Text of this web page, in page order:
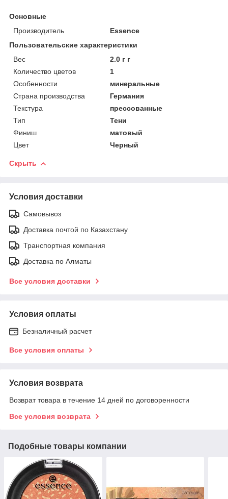
Основные
Производитель
Essence
Пользовательские характеристики
Вес
2.0 г г
Количество цветов
1
Особенности
минеральные
Страна производства
Германия
Текстура
прессованные
Тип
Тени
Финиш
матовый
Цвет
Черный
Скрыть
Условия доставки
Самовывоз
Доставка почтой по Казахстану
Транспортная компания
Доставка по Алматы
Все условия доставки
Условия оплаты
Безналичный расчет
Все условия оплаты
Условия возврата
Возврат товара в течение 14 дней по договоренности
Все условия возврата
Подобные товары компании